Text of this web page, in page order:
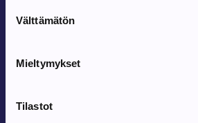
valinta
Välttämätön
Mieltymykset
Tilastot
Bingo